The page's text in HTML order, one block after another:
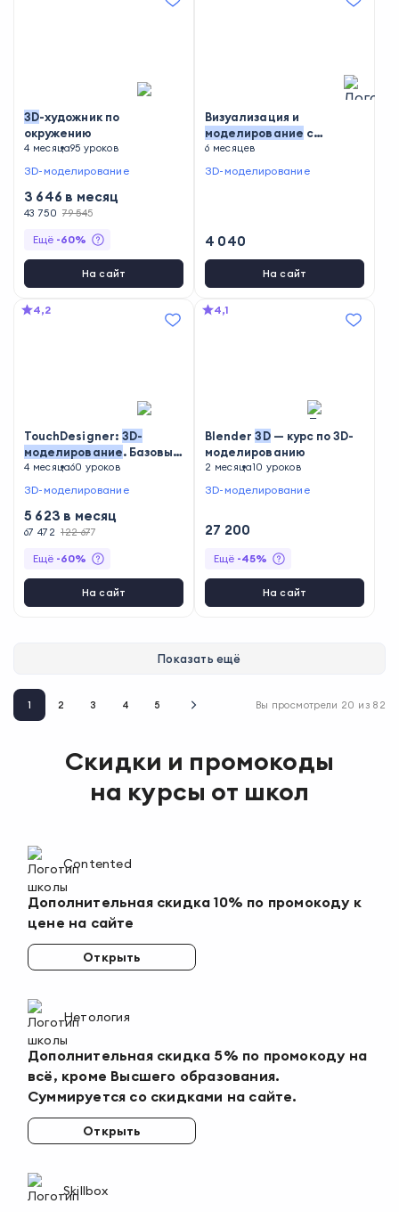
3D-художник по
окружению
4 месяца95 уроков
3D-моделирование
3 646 в месяц
43 750 79 545
Ещё -60%
На сайт
Визуализация и
моделирование с
помощью
6 месяцев
3D-моделирование
4 040
На сайт
4,2
TouchDesigner: 3D-
моделирование. Базовый
курс
4 месяца60 уроков
3D-моделирование
5 623 в месяц
67 472 122 677
Ещё -60%
На сайт
4,1
Blender3D— курс по 3D-
моделированию
2 месяца10 уроков
3D-моделирование
27 200
Ещё -45%
На сайт
Показать ещё
1 2 3 4 5 Вы просмотрели 20 из82
Скидки и промокоды
на курсы от школ
Contented
Дополнительная скидка 10% по промокоду к
цене на сайте
Открыть
Нетология
Дополнительная скидка 5% по промокоду на
всё, кроме Высшего образования.
Суммируется со скидками на сайте.
Открыть
Skillbox